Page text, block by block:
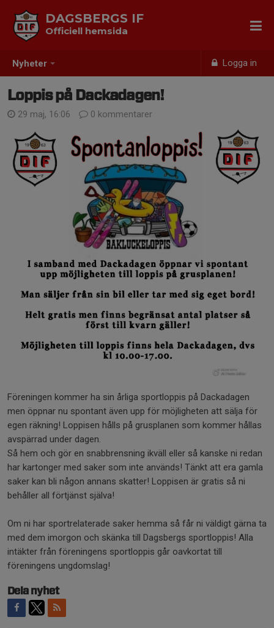
Nyheter Logga in
DAGSBERGS IF
Officiell hemsida
Loppis på Dackadagen!
29 maj, 16:06 0 kommentarer
Föreningen kommer ha sin årliga sportloppis på Dackadagen
men öppnar nu spontant även upp för möjligheten att sälja för
egen räkning! Loppisen hålls på grusplanen som kommer hållas
avspärrad under dagen.
Så hem och gör en snabbrensning ikväll eller så kanske ni redan
har kartonger med saker som inte används! Tänkt att era gamla
saker kan bli någon annans skatter! Loppisen är gratis så ni
behåller all förtjänst själva!
Om ni har sportrelaterade saker hemma så får ni väldigt gärna ta
med dem imorgon och skänka till Dagsbergs sportloppis! Alla
intäkter från föreningens sportloppis går oavkortat till
föreningens ungdomslag!
Dela nyhet